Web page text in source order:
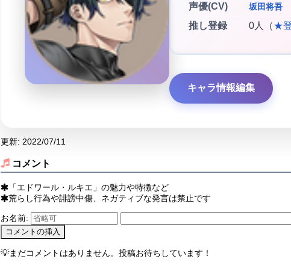
声優(CV)
坂田将吾
推し登録 0人（★
キャラ情報編集
更新: 2022/07/11
コメント
「エドワール・ルキエ」の魅力や特徴など
荒らし行為や誹謗中傷、ネガティブな発言は禁止です
お名前:
💡まだコメントはありません。投稿お待ちしています！